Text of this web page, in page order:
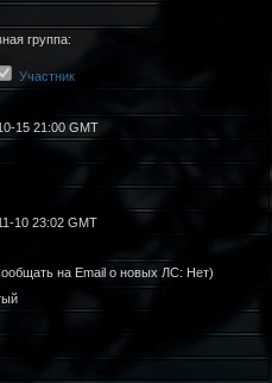
группа:
Участник
15 21:00 GMT
10 23:02 GMT
на Email о новых ЛС: Нет)